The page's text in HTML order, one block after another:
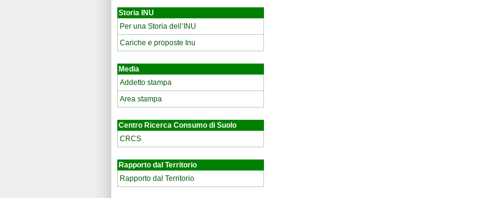
Storia INU
Per una Storia dell’INU
Cariche e proposte Inu
Media
Addetto stampa
Area stampa
Centro Ricerca Consumo di Suolo
CRCS
Rapporto dal Territorio
Rapporto dal Territorio